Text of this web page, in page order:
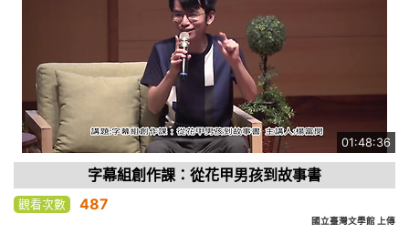
01:48:36
字幕組創作課：從花甲男孩到故事書
觀看次數 487
國立臺灣文學館 上傳